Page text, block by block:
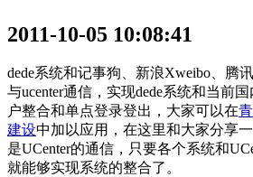
2011-10-05 10:08:41
dede系统和记事狗、新浪Xweibo、腾
与ucenter通信，实现dede系统和当前
户整合和单点登录登出，大家可以在
建设中加以应用，在这里和大家分享
是UCenter的通信，只要各个系统和
就能够实现系统的整合了。